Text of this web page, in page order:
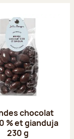
chocolat
% et gianduja
230 g